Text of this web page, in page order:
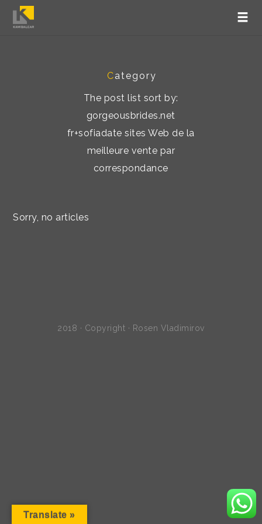
Category
The post list sort by:
gorgeousbrides.net
fr+sofiadate sites Web de la
meilleure vente par
correspondance
Sorry, no articles
2018 · Copyright · Rosen Vladimirov
Translate »